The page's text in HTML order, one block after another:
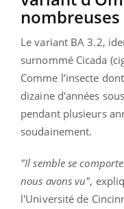
Le variant BA 3.2,
surnommé Cicada
Comme l’insecte
dizaine d'années
pendant plusieurs
soudainement.
"Il semble se
nous avons vu",
l'Université de